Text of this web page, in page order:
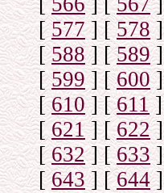
[577] [578]
[588] [589]
[599] [600]
[610] [611]
[ 621] [622]
[632] [633]
[643] [644]